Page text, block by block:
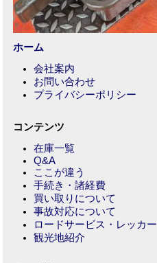
ホーム
会社案内
お問い合わせ
プライバシーポリシー
コンテンツ
在庫一覧
Q&A
ここが違う
手続き・諸経費
買い取りについて
事故対応について
ロードサービス・レッカー
観光地紹介